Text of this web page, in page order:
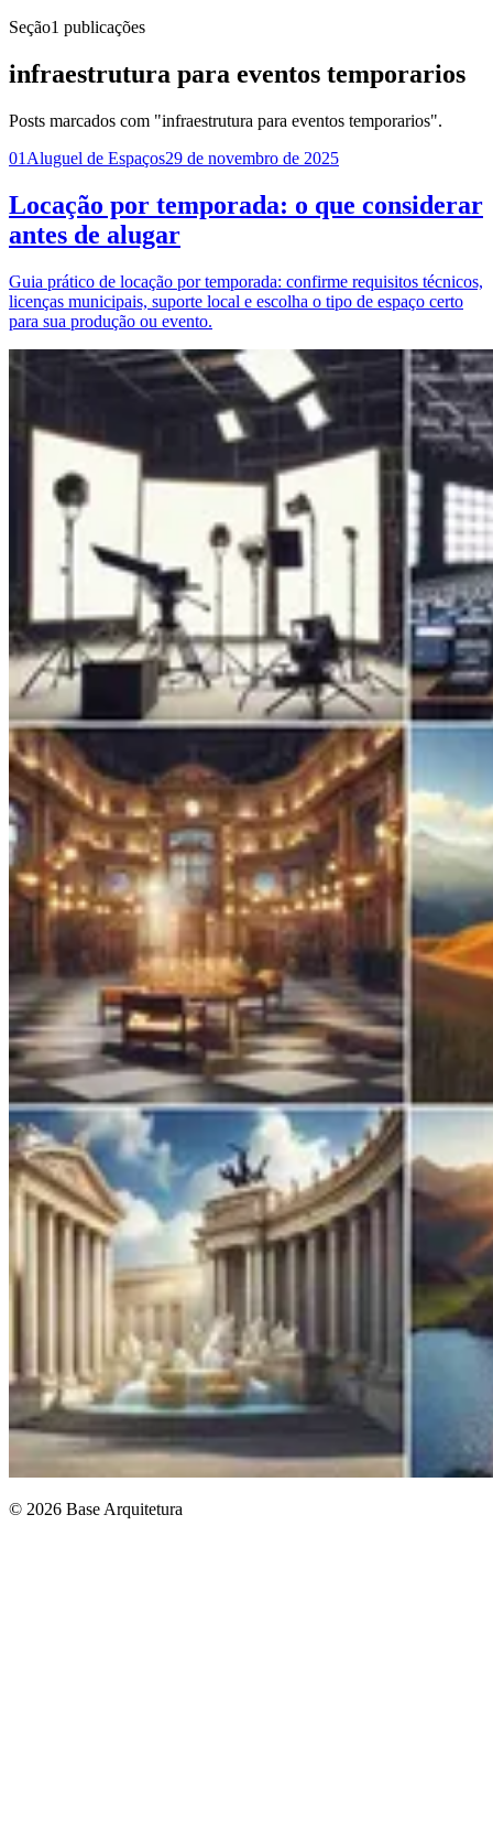
Seção1 publicações
infraestrutura para eventos temporarios
Posts marcados com "infraestrutura para eventos temporarios".
01 Aluguel de Espaços29 de novembro de 2025
Locação por temporada: o que considerar
antes de alugar
Guia prático de locação por temporada: confirme requisitos técnicos,
licenças municipais, suporte local e escolha o tipo de espaço certo
para sua produção ou evento.
© 2026 Base Arquitetura